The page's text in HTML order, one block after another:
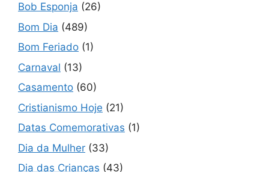
Bob Esponja (26)
Bom Dia (489)
Bom Feriado (1)
Carnaval (13)
Casamento (60)
Cristianismo Hoje (21)
Datas Comemorativas (1)
Dia da Mulher (33)
Dia das Crianças (43)